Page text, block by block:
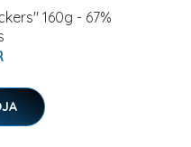
160g - 67%